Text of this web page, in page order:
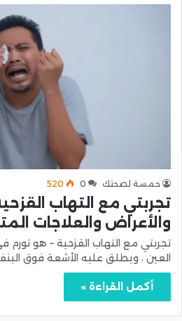
حمسة لصحتك 0
520
تجربتي مع التهاب
والأعراض والعلاجات
تجربتي مع التهاب القزحية – هو
العين ، ويطلق عليه الأشعة فوق
أكمل القراءة »